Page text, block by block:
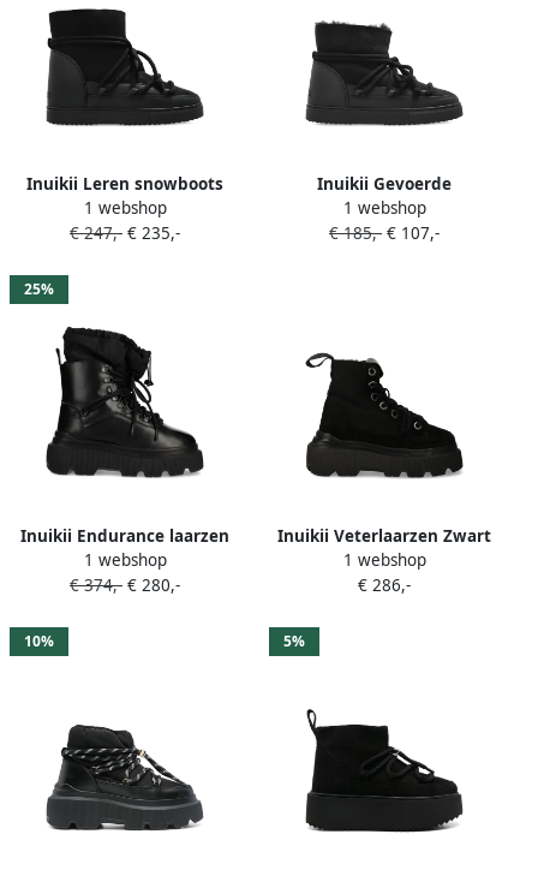
Inuikii Leren snowboots
met veters Zwart
1 webshop
€ 247,- € 235,-
Inuikii Gevoerde
enkellaarzen met
touwveters Zwart
1 webshop
€ 185,- € 107,-
25%
Inuikii Endurance laarzen
Zwart
1 webshop
€ 374,- € 280,-
Inuikii Veterlaarzen Zwart
1 webshop
€ 286,-
10% 5%